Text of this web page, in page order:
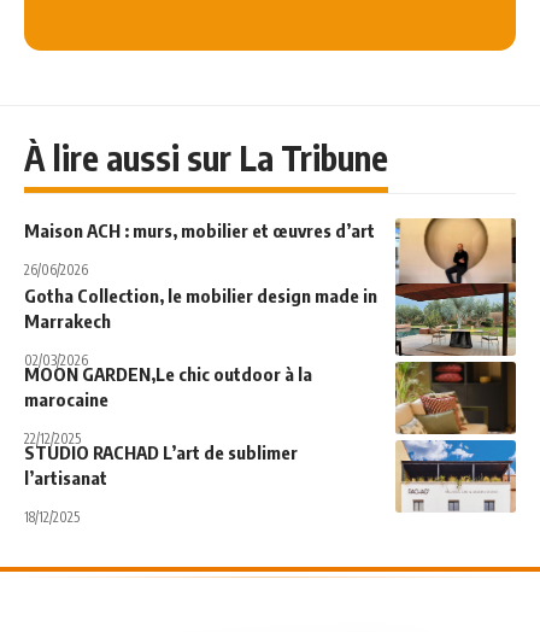
À lire aussi sur La Tribune
Maison ACH : murs, mobilier et œuvres d’art
26/06/2026
Gotha Collection, le mobilier design made in
Marrakech
02/03/2026
MOON GARDEN,Le chic outdoor à la
marocaine
22/12/2025
STUDIO RACHAD L’art de sublimer
l’artisanat
18/12/2025